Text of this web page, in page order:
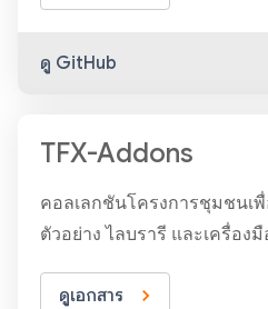
ดู GitHub
TFX-Addons
คอลเลกชันโครงการชุมชนเ
ตัวอย่าง ไลบรารี และเครื่อง
ดูเอกสาร